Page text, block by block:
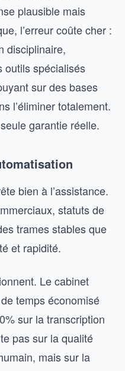
plausible mais
l’erreur coûte cher :
disciplinaire,
outils spécialisés
sur des bases
l’éliminer totalement.
garantie réelle.
bien à l’assistance.
statuts de
trames stables que
et rapidité.
Le cabinet
temps économisé
sur la transcription
pas sur la qualité
mais sur la